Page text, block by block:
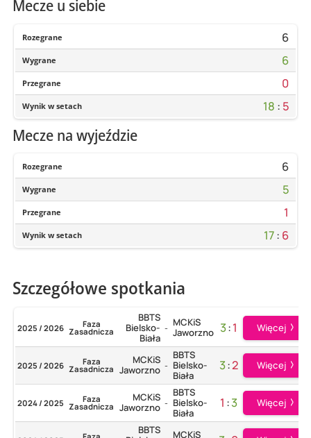
Mecze u siebie
Rozegrane 6
Wygrane 6
Przegrane 0
Wynik w setach 18 : 5
Mecze na wyjeździe
Rozegrane 6
Wygrane 5
Przegrane 1
Wynik w setach 17: 6
Szczegółowe spotkania
2025 / 2026 Faza
Zasadnicza
BBTS
Bielsko-
Biała
- MCKiS
Jaworzno 3:1 Więcej
2025 / 2026 Faza
Zasadnicza
MCKiS
Jaworzno -
BBTS
Bielsko-
Biała
3:2 Więcej
2024 / 2025 Faza
Zasadnicza
MCKiS
Jaworzno -
BBTS
Bielsko-
Biała
1 :3 Więcej
BBTS
MCKiS